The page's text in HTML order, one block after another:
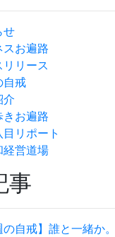
せ
スお遍路
リリース
自戒
介
きお遍路
リポート
経営道場
事
の自戒】誰と一緒か。